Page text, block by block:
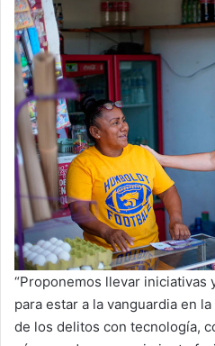
“Proponemos llevar iniciativas
para estar a la vanguardia en
de los delitos con tecnología,